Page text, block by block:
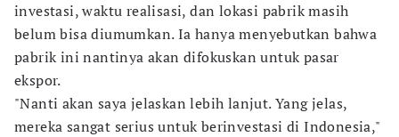
investasi, waktu realisasi, dan lokasi pabrik masih
belum bisa diumumkan. Ia hanya menyebutkan bahwa
pabrik ini nantinya akan difokuskan untuk pasar
ekspor.
"Nanti akan saya jelaskan lebih lanjut. Yang jelas,
mereka sangat serius untuk berinvestasi di Indonesia,"